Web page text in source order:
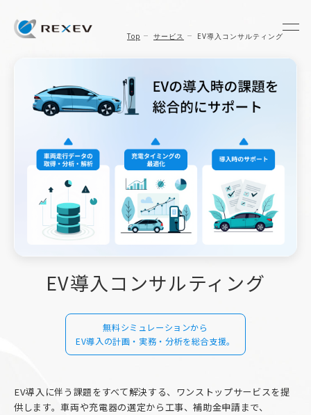
Top サービス EV導入コンサルティング
EV導入コンサルティング
無料シミュレーションから
EV導入の計画・実務・分析を総合支援。
EV導入に伴う課題をすべて解決する、ワンストップサービスを提
供します。車両や充電器の選定から工事、補助金申請まで、